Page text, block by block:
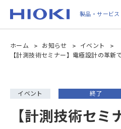
main
製品・サービス
ホーム お知らせ
イベント
【計測技術セミナー】電極設計の革新
イベント 終了
【計測技術セミ